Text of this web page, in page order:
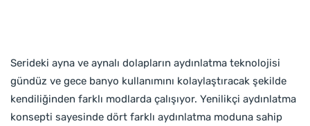
Serideki ayna ve aynalı dolapların aydınlatma teknolojisi
gündüz ve gece banyo kullanımını kolaylaştıracak şekilde
kendiliğinden farklı modlarda çalışıyor. Yenilikçi aydınlatma
konsepti sayesinde dört farklı aydınlatma moduna sahip